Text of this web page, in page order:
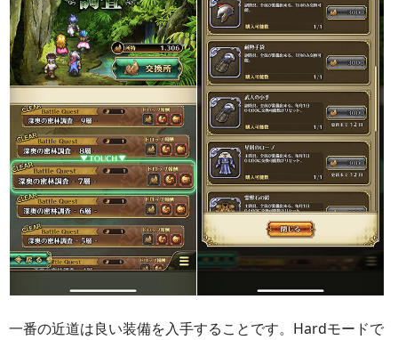
一番の近道は良い装備を入手することです。Hardモードで